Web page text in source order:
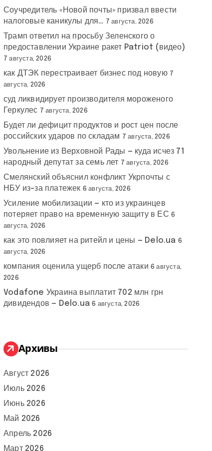
Соучредитель «Новой почты» призвал ввести
налоговые каникулы для… 7 августа, 2026
Трамп ответил на просьбу Зеленского о
предоставлении Украине ракет Patriot (видео)
7 августа, 2026
как ДТЭК перестраивает бизнес под новую 7
августа, 2026
суд ликвидирует производителя мороженого
Геркулес 7 августа, 2026
Будет ли дефицит продуктов и рост цен после
российских ударов по складам 7 августа, 2026
Увольнение из Верховной Рады — куда исчез 71
народный депутат за семь лет 7 августа, 2026
Смелянский объяснил конфликт Укрпочты с
НБУ из-за платежек 6 августа, 2026
Усиление мобилизации — кто из украинцев
потеряет право на временную защиту в ЕС 6
августа, 2026
как это повлияет на ритейл и цены — Delo.ua 6
августа, 2026
компания оценила ущерб после атаки 6 августа,
2026
Vodafone Украина выплатит 702 млн грн
дивидендов — Delo.ua 6 августа, 2026
Архивы
Август 2026
Июль 2026
Июнь 2026
Май 2026
Апрель 2026
Март 2026